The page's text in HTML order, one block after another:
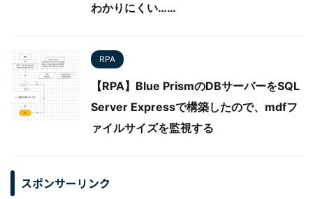
わかりにくい……
RPA
【RPA】Blue PrismのDBサーバーをSQL
Server Expressで構築したので、mdfフ
ァイルサイズを監視する
スポンサーリンク